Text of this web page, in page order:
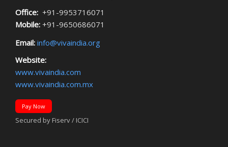
Office: +91-9953716071
Mobile: +91-9650686071
Email: info@vivaindia.org
Website:
www.vivaindia.com
www.vivaindia.com.mx
Pay Now
Secured by Fiserv / ICICI